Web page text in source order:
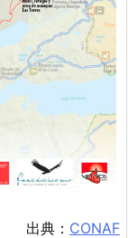
出典： CONAF